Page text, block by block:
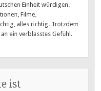
Einheit würdigen.
Filme,
alles richtig. Trotzdem
ein verblasstes Gefühl.
ist